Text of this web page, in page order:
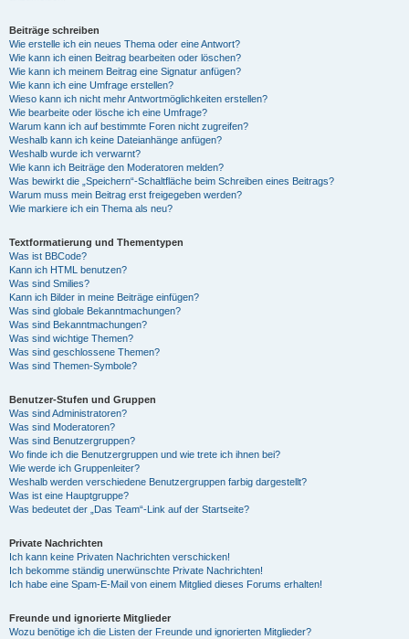
Beiträge schreiben
Wie erstelle ich ein neues Thema oder eine Antwort?
Wie kann ich einen Beitrag bearbeiten oder löschen?
Wie kann ich meinem Beitrag eine Signatur anfügen?
Wie kann ich eine Umfrage erstellen?
Wieso kann ich nicht mehr Antwortmöglichkeiten erstellen?
Wie bearbeite oder lösche ich eine Umfrage?
Warum kann ich auf bestimmte Foren nicht zugreifen?
Weshalb kann ich keine Dateianhänge anfügen?
Weshalb wurde ich verwarnt?
Wie kann ich Beiträge den Moderatoren melden?
Was bewirkt die „Speichern“-Schaltfläche beim Schreiben eines Beitrags?
Warum muss mein Beitrag erst freigegeben werden?
Wie markiere ich ein Thema als neu?
Textformatierung und Thementypen
Was ist BBCode?
Kann ich HTML benutzen?
Was sind Smilies?
Kann ich Bilder in meine Beiträge einfügen?
Was sind globale Bekanntmachungen?
Was sind Bekanntmachungen?
Was sind wichtige Themen?
Was sind geschlossene Themen?
Was sind Themen-Symbole?
Benutzer-Stufen und Gruppen
Was sind Administratoren?
Was sind Moderatoren?
Was sind Benutzergruppen?
Wo finde ich die Benutzergruppen und wie trete ich ihnen bei?
Wie werde ich Gruppenleiter?
Weshalb werden verschiedene Benutzergruppen farbig dargestellt?
Was ist eine Hauptgruppe?
Was bedeutet der „Das Team“-Link auf der Startseite?
Private Nachrichten
Ich kann keine Privaten Nachrichten verschicken!
Ich bekomme ständig unerwünschte Private Nachrichten!
Ich habe eine Spam-E-Mail von einem Mitglied dieses Forums erhalten!
Freunde und ignorierte Mitglieder
Wozu benötige ich die Listen der Freunde und ignorierten Mitglieder?